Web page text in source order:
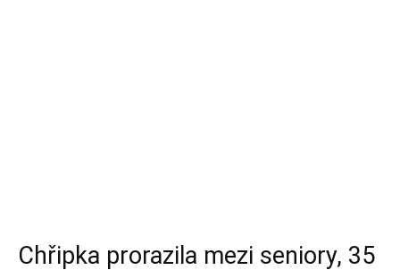
Chřipka prorazila mezi seniory, 35